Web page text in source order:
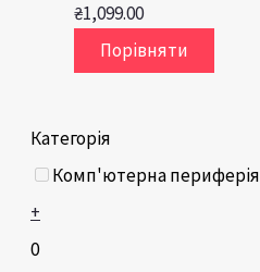
Категорія
Комп'ютерна периферія
+
0
₴1,099.00
Порівняти